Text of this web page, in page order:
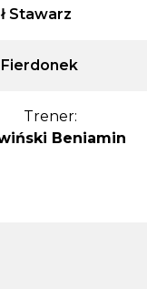
Stawarz
Trener:
Beniamin